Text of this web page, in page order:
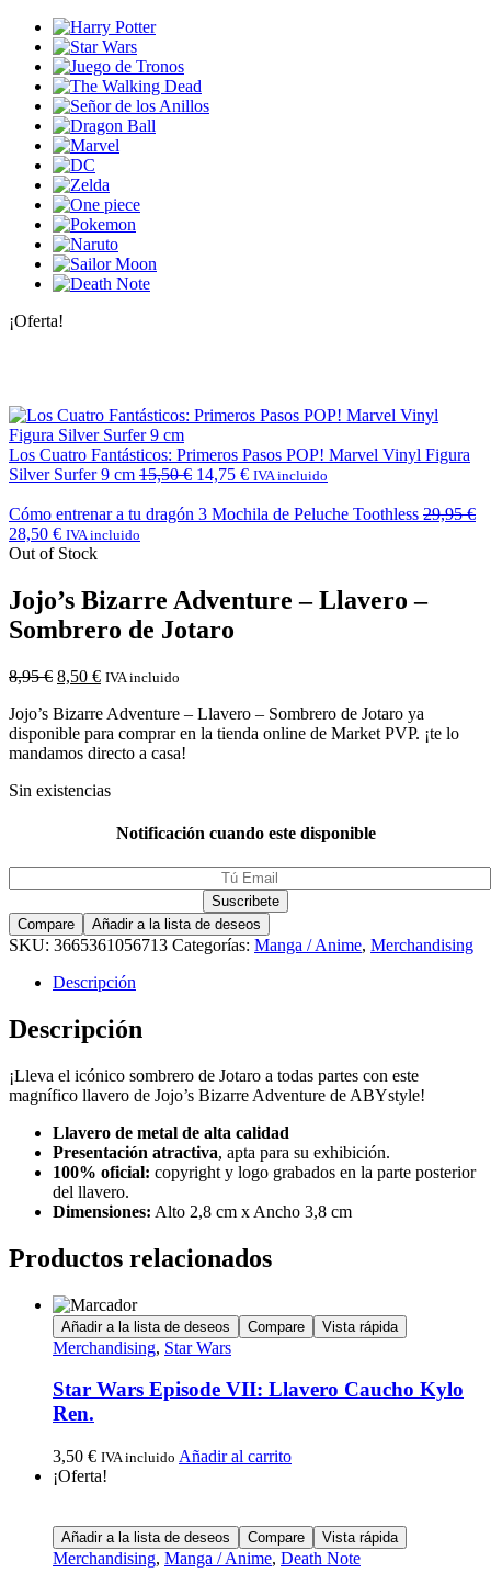
¡Oferta!
Los Cuatro Fantásticos: Primeros Pasos POP! Marvel Vinyl Figura
Silver Surfer 9 cm 15,50€ 14,75 € IVA incluido
Cómo entrenar a tu dragón 3 Mochila de Peluche Toothless 29,95€
28,50 € IVA incluido
Out of Stock
Jojo’s Bizarre Adventure – Llavero –
Sombrero de Jotaro
8,95€ 8,50 € IVA incluido
Jojo’s Bizarre Adventure – Llavero – Sombrero de Jotaro ya
disponible para comprar en la tienda online de Market PVP. ¡te lo
mandamos directo a casa!
Sin existencias
Notificación cuando este disponible
Compare Añadir a la lista de deseos
SKU: 3665361056713 Categorías: Manga / Anime, Merchandising
Descripción
Descripción
¡Lleva el icónico sombrero de Jotaro a todas partes con este
magnífico llavero de Jojo’s Bizarre Adventure de ABYstyle!
Llavero de metal de alta calidad
Presentación atractiva, apta para su exhibición.
100% oficial: copyright y logo grabados en la parte posterior
del llavero.
Dimensiones: Alto 2,8 cm x Ancho 3,8 cm
Productos relacionados
Añadir a la lista de deseos Compare Vista rápida
Merchandising, Star Wars
Star Wars Episode VII: Llavero Caucho Kylo
Ren.
3,50 € IVA incluido Añadir al carrito
¡Oferta!
Añadir a la lista de deseos Compare Vista rápida
Merchandising, Manga / Anime, Death Note